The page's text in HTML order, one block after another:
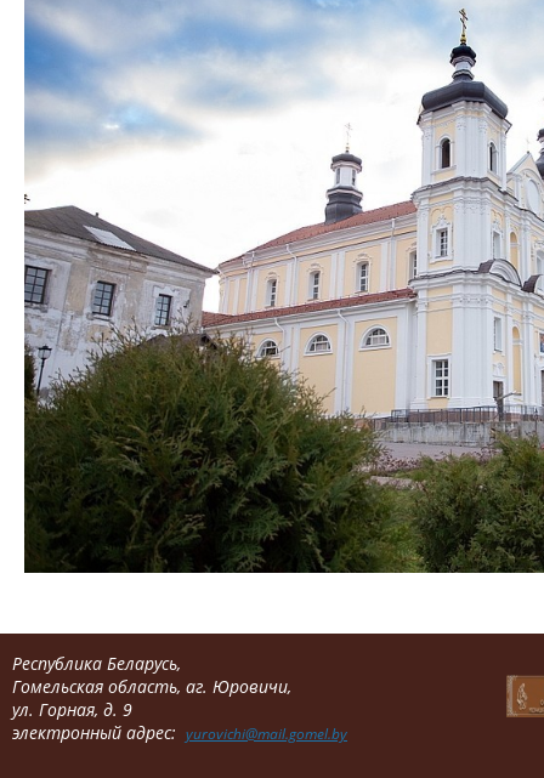
Республика Беларусь,
Гомельская область, аг. Юровичи,
ул. Горная, д. 9
электронный адрес: yurovichi@mail.gomel.by